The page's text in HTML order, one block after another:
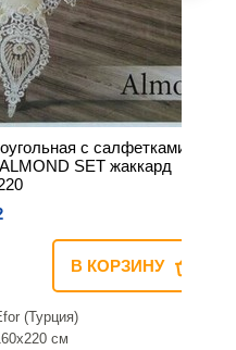
с салфетками,
SET жаккард
В КОРЗИНУ
(Турция)
см